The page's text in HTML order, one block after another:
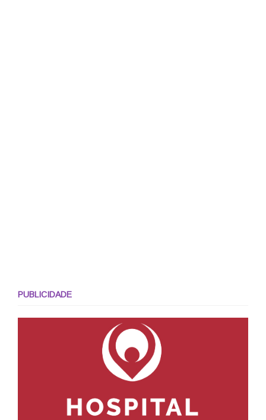
PUBLICIDADE